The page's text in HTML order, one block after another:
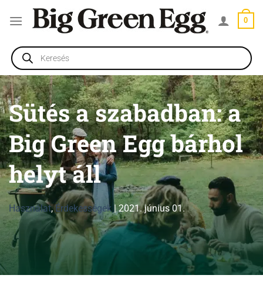
0
Products
search
Sütés a szabadban: a
Big Green Egg bárhol
helyt áll
Használat,Érdekességek |2021. június 01.